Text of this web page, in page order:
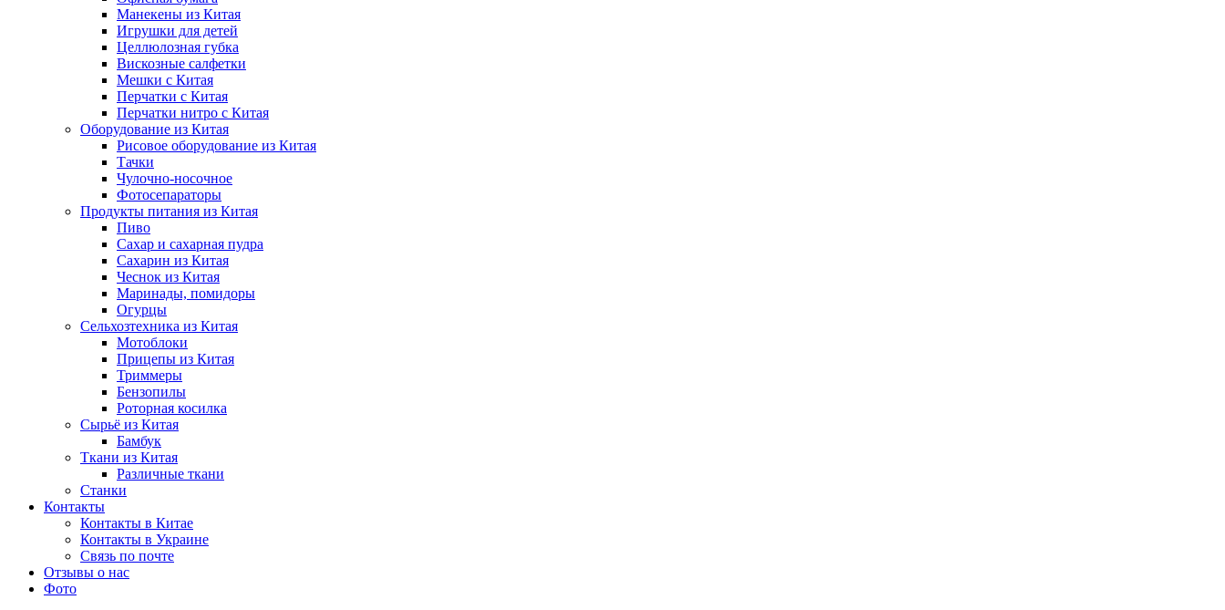
Манекены из Китая
Игрушки для детей
Целлюлозная губка
Вискозные салфетки
Мешки с Китая
Перчатки с Китая
Перчатки нитро с Китая
Оборудование из Китая
Рисовое оборудование из Китая
Тачки
Чулочно-носочное
Фотосепараторы
Продукты питания из Китая
Пиво
Сахар и сахарная пудра
Сахарин из Китая
Чеснок из Китая
Маринады, помидоры
Огурцы
Сельхозтехника из Китая
Мотоблоки
Прицепы из Китая
Триммеры
Бензопилы
Роторная косилка
Сырьё из Китая
Бамбук
Ткани из Китая
Различные ткани
Станки
Контакты
Контакты в Китае
Контакты в Украине
Связь по почте
Отзывы о нас
Фото